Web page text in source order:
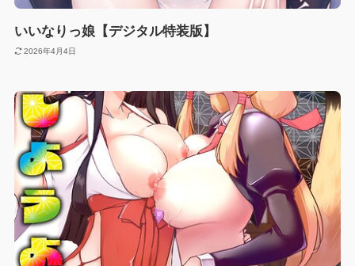
いいなりっ娘【デジタル特装版】
2026年4月4日